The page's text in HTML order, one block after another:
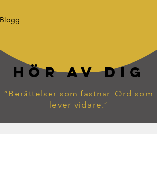
Blogg
HÖR AV DIG
“Berättelser som fastnar. Ord som
lever vidare.”